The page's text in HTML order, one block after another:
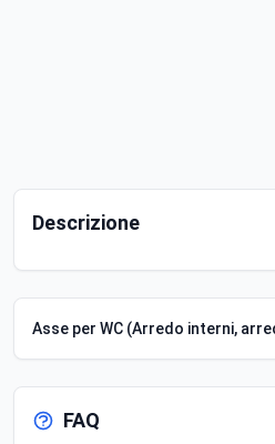
Descrizione
Asse per WC (Arredo interni,
FAQ